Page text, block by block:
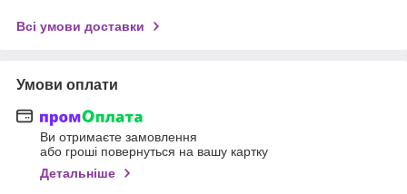
Всі умови доставки
Умови оплати
Ви отримаєте замовлення
або гроші повернуться на вашу картку
Детальніше